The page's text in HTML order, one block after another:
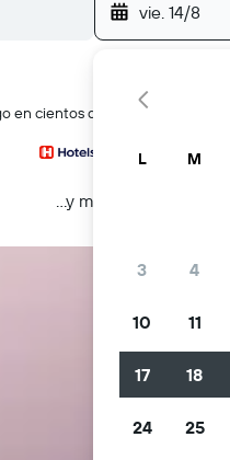
vie. 14/8
en cientos de webs de viajes a
...y más
L M
3 4
10 11
17 18
24 25